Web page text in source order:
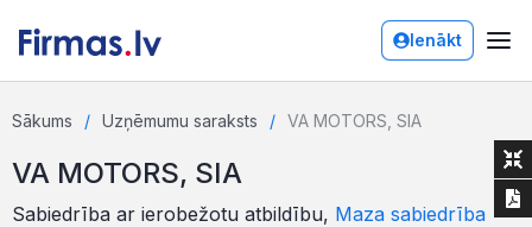
Ienākt
Sākums Uzņēmumu saraksts VA MOTORS, SIA
VA MOTORS, SIA
Sabiedrība ar ierobežotu atbildību, Maza sabiedrība